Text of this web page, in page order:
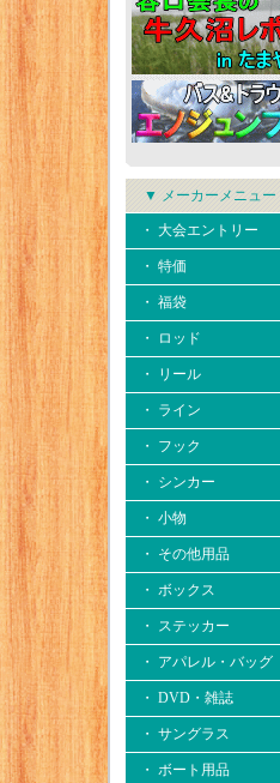
▼ メーカーメニュー
・ 大会エントリー
・ 特価
・ 福袋
・ ロッド
・ リール
・ ライン
・ フック
・ シンカー
・ 小物
・ その他用品
・ ボックス
・ ステッカー
・ アパレル・バッグ
・ DVD・雑誌
・ サングラス
・ ボート用品